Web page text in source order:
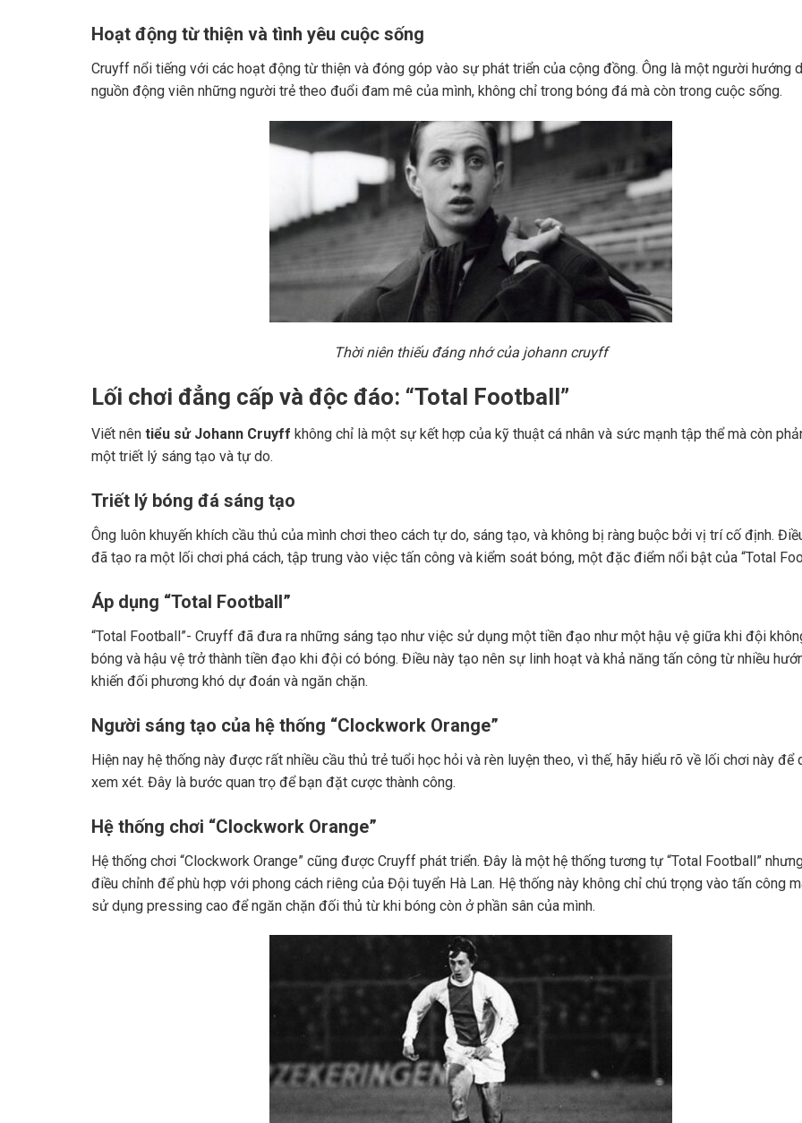
Hoạt động từ thiện và tình yêu cuộc sống
Cruyff nổi tiếng với các hoạt động từ thiện và đóng góp vào sự phát triển của cộng đồng. Ông là một người hướng
nguồn động viên những người trẻ theo đuổi đam mê của mình, không chỉ trong bóng đá mà còn trong cuộc sống.
Thời niên thiếu đáng nhớ của johann cruyff
Lối chơi đẳng cấp và độc đáo: “Total Football”
Viết nên tiểu sử Johann Cruyff không chỉ là một sự kết hợp của kỹ thuật cá nhân và sức mạnh tập thể mà còn
một triết lý sáng tạo và tự do.
Triết lý bóng đá sáng tạo
Ông luôn khuyến khích cầu thủ của mình chơi theo cách tự do, sáng tạo, và không bị ràng buộc bởi vị trí cố định.
đã tạo ra một lối chơi phá cách, tập trung vào việc tấn công và kiểm soát bóng, một đặc điểm nổi bật của “Total
Áp dụng “Total Football”
“Total Football”- Cruyff đã đưa ra những sáng tạo như việc sử dụng một tiền đạo như một hậu vệ giữa khi đội
bóng và hậu vệ trở thành tiền đạo khi đội có bóng. Điều này tạo nên sự linh hoạt và khả năng tấn công từ nhiều
khiến đối phương khó dự đoán và ngăn chặn.
Người sáng tạo của hệ thống “Clockwork Orange”
Hiện nay hệ thống này được rất nhiều cầu thủ trẻ tuổi học hỏi và rèn luyện theo, vì thế, hãy hiểu rõ về lối chơi này để
xem xét. Đây là bước quan trọ để bạn đặt cược thành công.
Hệ thống chơi “Clockwork Orange”
Hệ thống chơi “Clockwork Orange” cũng được Cruyff phát triển. Đây là một hệ thống tương tự “Total Football”
điều chỉnh để phù hợp với phong cách riêng của Đội tuyển Hà Lan. Hệ thống này không chỉ chú trọng vào tấn công
sử dụng pressing cao để ngăn chặn đối thủ từ khi bóng còn ở phần sân của mình.